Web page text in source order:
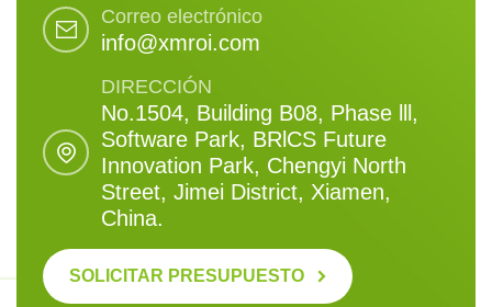
Correo electrónico
info@xmroi.com
DIRECCIÓN
No.1504, Building B08, Phase lll,
Software Park, BRlCS Future
Innovation Park, Chengyi North
Street, Jimei District, Xiamen,
China.
SOLICITAR PRESUPUESTO